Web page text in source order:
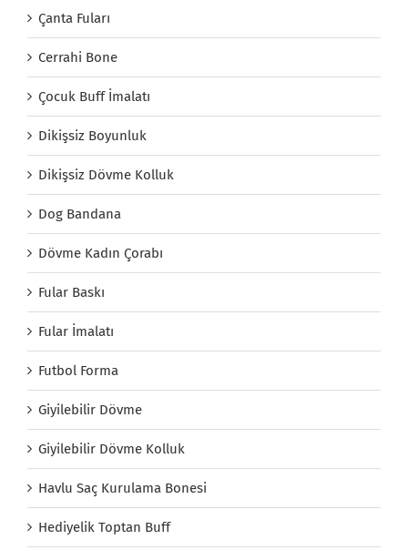
Çanta Fuları
Cerrahi Bone
Çocuk Buff İmalatı
Dikişsiz Boyunluk
Dikişsiz Dövme Kolluk
Dog Bandana
Dövme Kadın Çorabı
Fular Baskı
Fular İmalatı
Futbol Forma
Giyilebilir Dövme
Giyilebilir Dövme Kolluk
Havlu Saç Kurulama Bonesi
Hediyelik Toptan Buff